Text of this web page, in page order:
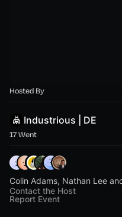
Hosted By
Industrious | DE
17 Went
Colin Adams, Nathan Lee
Contact the Host
Report Event